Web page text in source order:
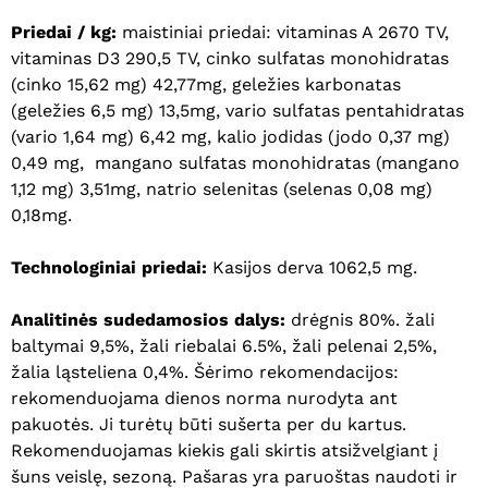
Priedai / kg: maistiniai priedai: vitaminas A 2670 TV,
vitaminas D3 290,5 TV, cinko sulfatas monohidratas
(cinko 15,62 mg) 42,77mg, geležies karbonatas
(geležies 6,5 mg) 13,5mg, vario sulfatas pentahidratas
(vario 1,64 mg) 6,42 mg, kalio jodidas (jodo 0,37 mg)
0,49 mg, mangano sulfatas monohidratas (mangano
1,12 mg) 3,51mg, natrio selenitas (selenas 0,08 mg)
0,18mg.
Technologiniai priedai: Kasijos derva 1062,5 mg.
Analitinės sudedamosios dalys: drėgnis 80%. žali
baltymai 9,5%, žali riebalai 6.5%, žali pelenai 2,5%,
žalia ląsteliena 0,4%. Šėrimo rekomendacijos:
rekomenduojama dienos norma nurodyta ant
pakuotės. Ji turėtų būti sušerta per du kartus.
Rekomenduojamas kiekis gali skirtis atsižvelgiant į
šuns veislę, sezoną. Pašaras yra paruoštas naudoti ir